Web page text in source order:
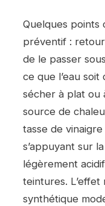
Quelques points
préventif :
de le passer
ce que l’eau soit
sécher à plat ou
source de
tasse de
s’appuyant sur
légèrement
teintures. L’effet
synthétique